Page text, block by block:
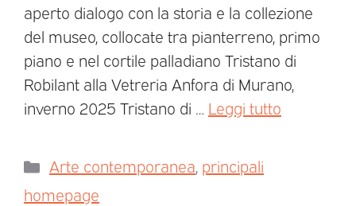
aperto dialogo con la storia e la collezione
del museo, collocate tra pianterreno, primo
piano e nel cortile palladiano Tristano di
Robilant alla Vetreria Anfora di Murano,
inverno 2025 Tristano di … Leggi tutto
Arte contemporanea principali
homepage